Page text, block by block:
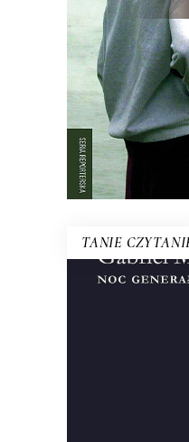
trawie – tak
mężczyzn,
drzewa
są fakty. Ale
TANIE